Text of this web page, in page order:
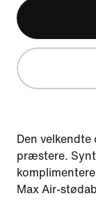
Den
præstere.
Max Air-